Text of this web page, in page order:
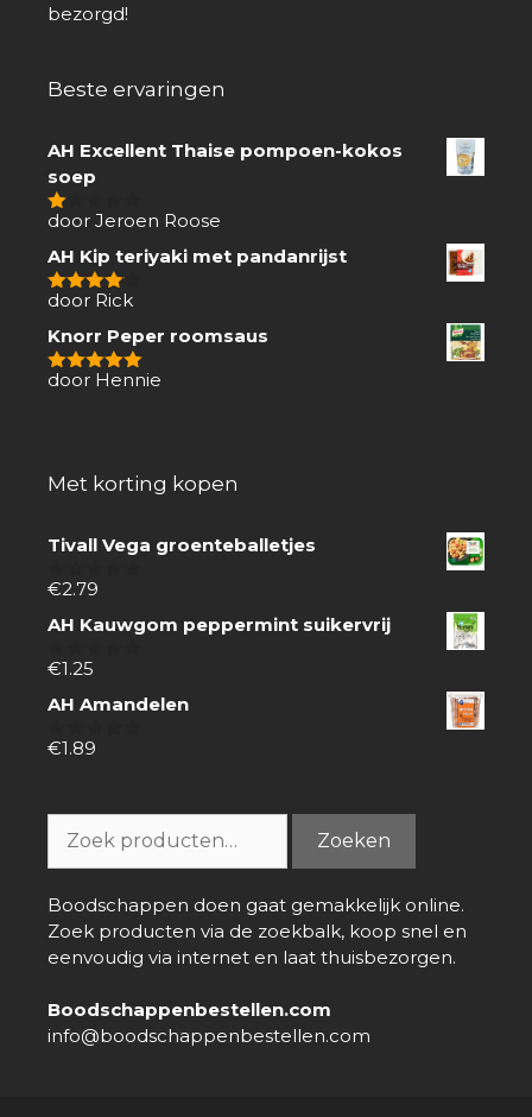
bezorgd!
Beste ervaringen
AH Excellent Thaise pompoen-kokos
soep
1
5
door Jeroen Roose
AH Kip teriyaki met pandanrijst
4van 5
door Rick
Knorr Peper roomsaus
5van 5
door Hennie
Met korting kopen
Tivall Vega groenteballetjes
0
5
€2.79
AH Kauwgom peppermint suikervrij
0
5
€1.25
AH Amandelen
0
€1.89
naar:
Zoeken
Boodschappen doen gaat gemakkelijk online.
Zoek producten via de zoekbalk, koop snel en
eenvoudig via internet en laat thuisbezorgen.
Boodschappenbestellen.com
info@boodschappenbestellen.com